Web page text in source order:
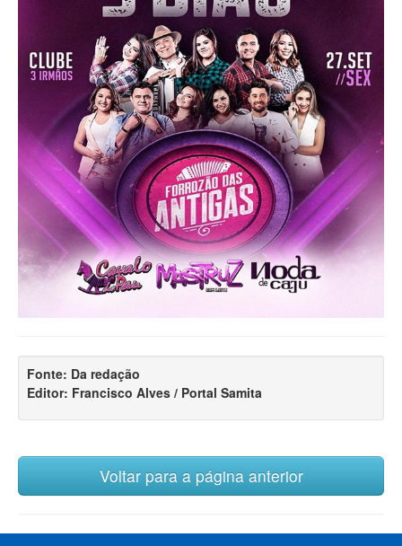
Fonte: Da redação
Editor: Francisco Alves / Portal Samita
Voltar para a página anterior